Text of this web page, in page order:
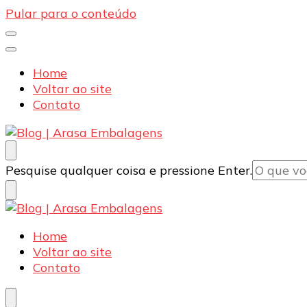
Pular para o conteúdo
Home
Voltar ao site
Contato
Blog | Arasa Embalagens
Confira conteúdos sobre embalagens para pizzas,
Procurando
algo?
Pesquise qualquer coisa e pressione Enter.
Blog | Arasa Embalagens
Confira conteúdos sobre embalagens para pizzas,
Home
Voltar ao site
Contato